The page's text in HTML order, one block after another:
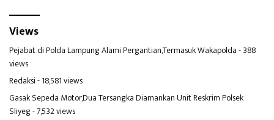
Views
Pejabat di Polda Lampung Alami Pergantian,Termasuk Wakapolda- 388
views
Redaksi- 18,581 views
Gasak Sepeda Motor,Dua Tersangka Diamankan Unit Reskrim Polsek
Sliyeg- 7,532 views